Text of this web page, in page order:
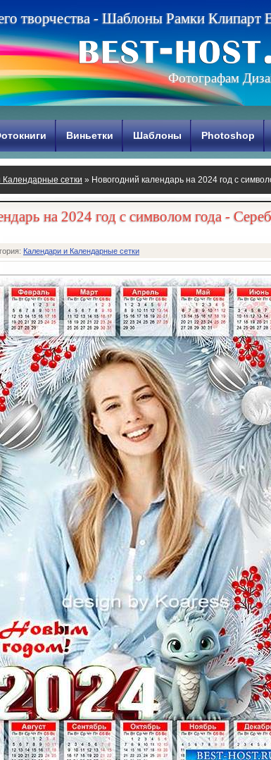
го творчества - Шаблоны Рамки Клипарт
Фотографам
Виньетки Шаблоны Photoshop
Календарные сетки » Новогодний календарь на 2024 год с
на 2024 год с символом года -
Календари и Календарные сетки